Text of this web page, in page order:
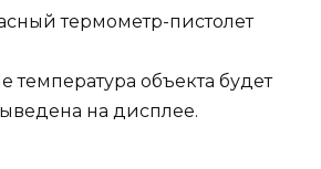
температура объекта будет
на дисплее.